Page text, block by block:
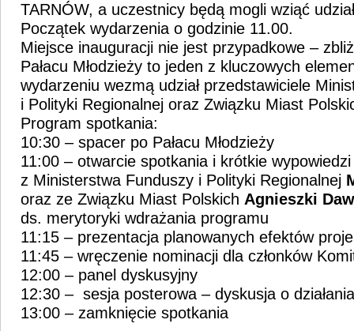
TARNÓW, a uczestnicy będą mogli wziąć
Początek wydarzenia o godzinie 11.00.
Miejsce inauguracji nie jest przypadkowe –
Pałacu Młodzieży to jeden z kluczowych
wydarzeniu wezmą udział przedstawiciele
i Polityki Regionalnej oraz Związku Miast
Program spotkania:
10:30 – spacer po Pałacu Młodzieży
11:00 – otwarcie spotkania i krótkie
z Ministerstwa Funduszy i Polityki Regionalnej
oraz ze Związku Miast Polskich Agnieszki
ds. merytoryki wdrażania programu
11:15 – prezentacja planowanych efektów
11:45 – wręczenie nominacji dla członków
12:00 – panel dyskusyjny
12:30 – sesja posterowa – dyskusja o
13:00 – zamknięcie spotkania